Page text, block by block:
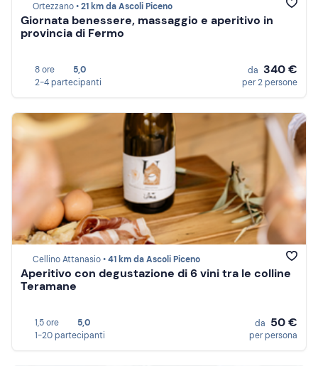
Ortezzano •21 km da Ascoli Piceno
Giornata benessere, massaggio e aperitivo in
provincia di Fermo
8 ore
5,0
2-4 partecipanti
da 340 €
per 2 persone
Cellino Attanasio •41 km da Ascoli Piceno
Aperitivo con degustazione di 6 vini tra le colline
Teramane
1,5 ore
5,0
1-20 partecipanti
da 50 €
per persona